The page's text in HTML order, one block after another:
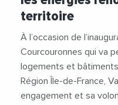
#Transition
#Vidéos
territoire
À l’occasion de
Courcouronnes qui va
logements et
Région Île-de-France,
engagement et sa